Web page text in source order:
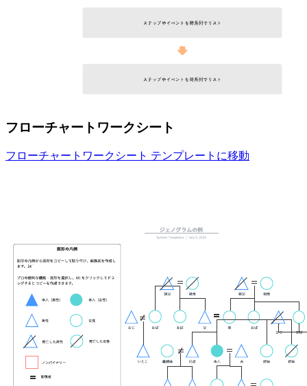
フローチャートワークシート
フローチャートワークシート テンプレートに移動